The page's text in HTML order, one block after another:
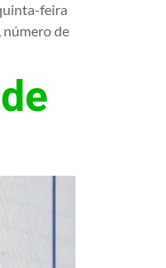
feira
número de